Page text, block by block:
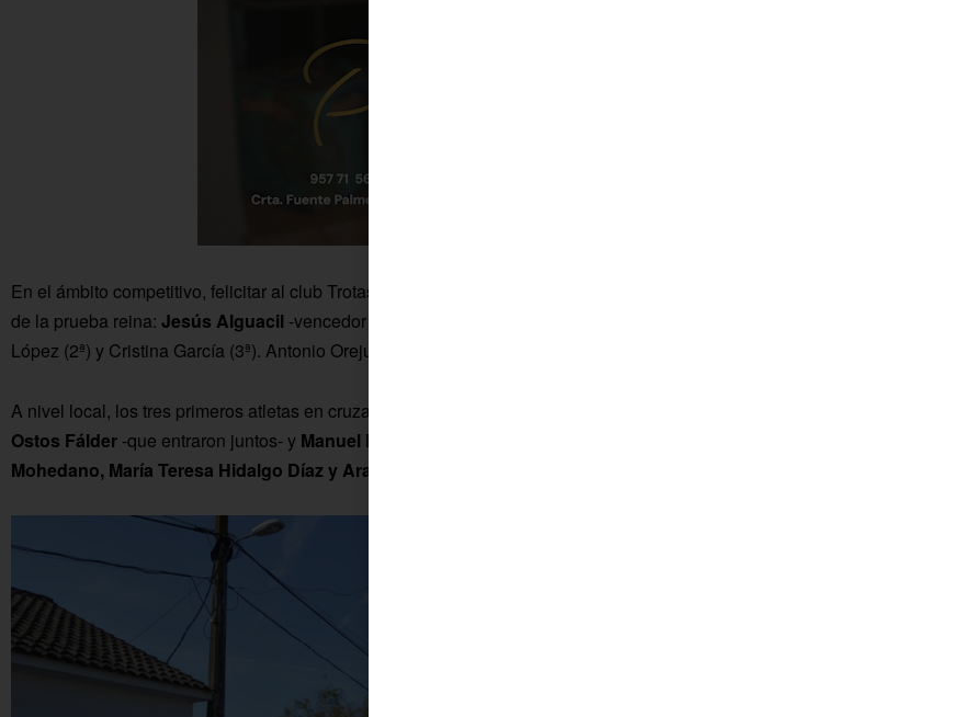
En el ámbito competitivo, felicitar al club Trotasierra Hornachuelos por conseguir cinco de los seis pódium
de la prueba reina: Jesús Alguacil -vencedor absoluto-, Said Kiamouch (2º),
López (2ª) y Cristina García (3ª). Antonio Orejuela, del Astigi, fue tercero.
A nivel local, los tres primeros atletas en cruzar la línea de meta fueron
Ostos Fálder -que entraron juntos- y Manuel Hidalgo García
Mohedano, María Teresa Hidalgo Díaz y Araceli Dugo Machado.